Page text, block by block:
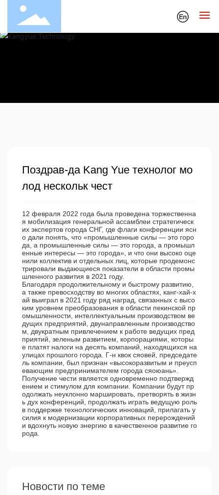
Контакт с нами
Поздрав-да Kang Yue технолог мо
лод нескольк чест
12 февраля 2022 года была проведена торжественна
я мобилизация генеральной ассамблеи стратегическ
их экспертов города СНГ, где флаги конференции ясн
о дали понять, что «промышленные силы — это горо
да, а промышленные силы — это города, а промышл
енные интересы — это города», и что они высоко оце
нили коллектив и отдельных лиц, которые продемонс
трировали выдающиеся показатели в области промы
шленного развития в 2021 году.
Благодаря продолжительному и быстрому развитию,
а также превосходству во многих областях, канг-хай-х
ай выиграл в 2021 году ряд наград, связанных с высо
ким уровнем преобразования в области пекинской пр
омышленности, интеллектуальным производством ве
дущих предприятий, двунаправленным производство
м, двукратным привлечением к работе ведущих пред
приятий, зеленым развитием, корпорациями, которы
е платят налоги на десять компаний, находящихся на
улицах прошлого города. Г-н квок сяовей, председате
ль компании, был признан «высокоразвитым и преусп
евающим предпринимателем города сяоюань».
Получение чести является одновременно подтвержд
ением и стимулом для компании. Компании будут пр
одолжать неуклонно маршировать, претворять в жизн
ь дух конференций, продолжать играть ведущую роль
в поддержке технологических инноваций, прилагать у
силия к модернизации корпоративных перерождений
и вдохнуть новую энергию в качественное развитие го
рода.
Новости по теме